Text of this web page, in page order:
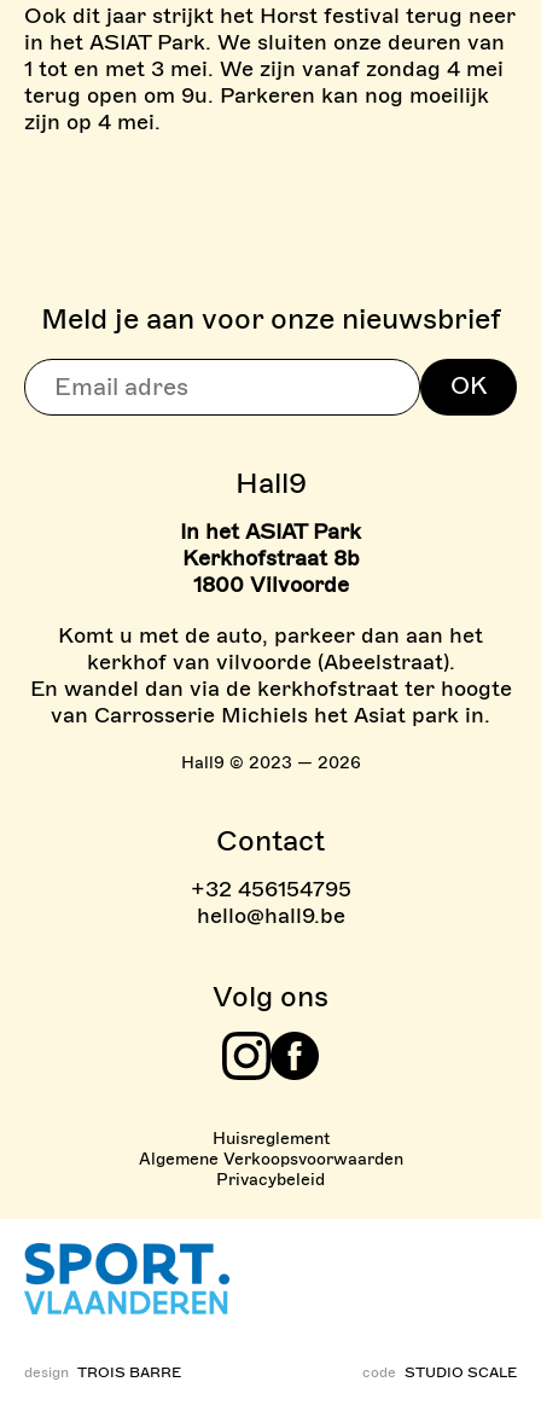
Ook dit jaar strijkt het Horst festival terug neer
in het ASIAT Park. We sluiten onze deuren van
1 tot en met 3 mei. We zijn vanaf zondag 4 mei
terug open om 9u. Parkeren kan nog moeilijk
zijn op 4 mei.
> BOULDERZONE
> TARIEVEN BOULDER
Hall9
In het ASIAT Park
Kerkhofstraat 8b
1800 Vilvoorde
Komt u met de auto, parkeer dan aan het
kerkhof van vilvoorde (Abeelstraat).
En wandel dan via de kerkhofstraat ter hoogte
van Carrosserie Michiels het Asiat park in.
Hall9 © 2023 — 2026
Contact
+32 456154795
hello@hall9.be
Volg ons
InstagramFacebook
Meld je aan voor onze nieuwsbrief
OK
Huisreglement
Algemene Verkoopsvoorwaarden
Privacybeleid
design TROIS BARRE code STUDIO SCALE